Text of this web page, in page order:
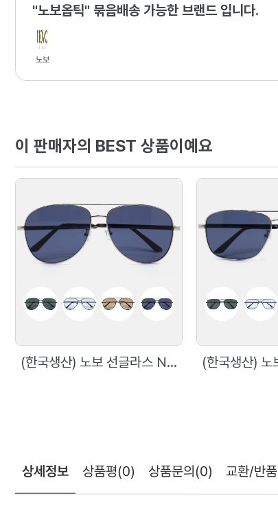
"노보옵틱" 묶음배송 가능한 브랜드 입니다.
노보
이 판매자의 BEST 상품이예요
(한국생산) 노보 선글라스 N5005 60사이즈 메탈 보잉 선글라스
상세정보 상품평(0) 상품문의(0) 교환/반품